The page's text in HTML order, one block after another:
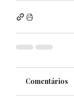
Comentários